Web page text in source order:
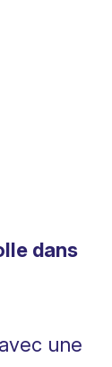
dans
avec une